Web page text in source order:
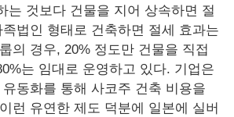
는 것보다 건물을 지어 상속하면 절
법인 형태로 건축하면 절세 효과는
의 경우, 20% 정도만 건물을 직접
는 임대로 운영하고 있다. 기업은
동화를 통해 사코주 건축 비용을
런 유연한 제도 덕분에 일본에 실버